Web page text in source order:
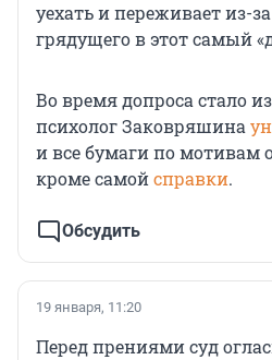
уехать и переживает из-
грядущего в этот самый
Во время допроса стало
психолог Заковряшина
и все бумаги по мотивам
кроме самойсправки.
Обсудить
19 января, 11:20
Перед прениями суд